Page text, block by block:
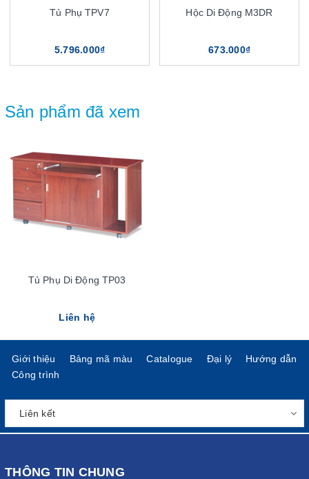
Tủ Phụ TPV7
5.796.000₫
Hộc Di Động M3DR
673.000₫
Sản phẩm đã xem
Tủ Phụ Di Động TP03
Liên hệ
Giới thiệu Bảng mã màu Catalogue Đại lý
Hướng dẫn
Công trình
THÔNG TIN CHUNG